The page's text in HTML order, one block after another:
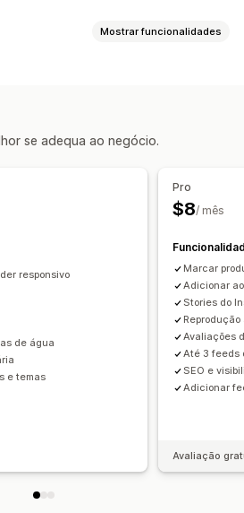
venda
Rastreio de conversões
Mostrar funcionalidades
se adequa ao negócio.
responsivo
de água
e temas
Pro
$8/ mês
Marcar
Adicionar
Stories do
Avaliações
Até 3 feeds
SEO e
Adicionar
Avaliação